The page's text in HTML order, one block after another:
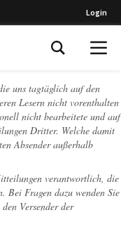
Login
uns tagtäglich auf den
Lesern nicht vorenthalten
nicht bearbeitete und auf
Dritter. Welche damit
Absender außerhalb
verantwortlich, die
Bei Fragen dazu wenden Sie
Versender der